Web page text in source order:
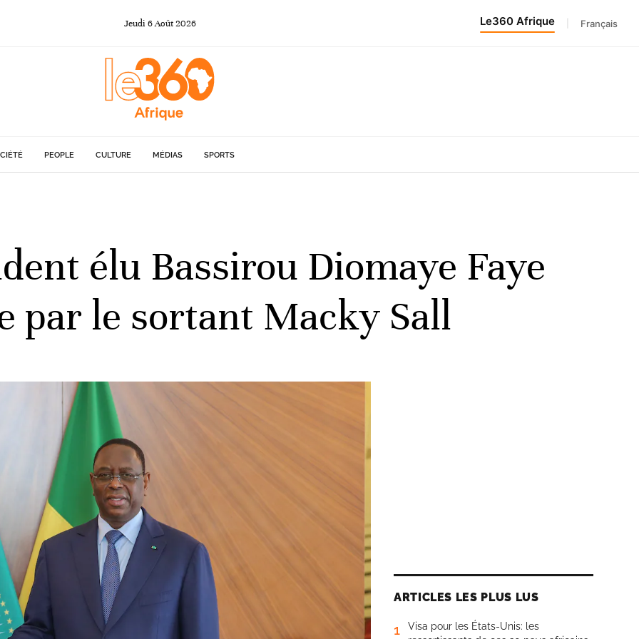
Jeudi 6Août 2026 Le360 Afrique Français
PEOPLE CULTURE MÉDIAS SPORTS
élu Bassirou Diomaye Faye
par le sortant Macky Sall
ARTICLES LES PLUS LUS
1
Visa pour les États-Unis: les